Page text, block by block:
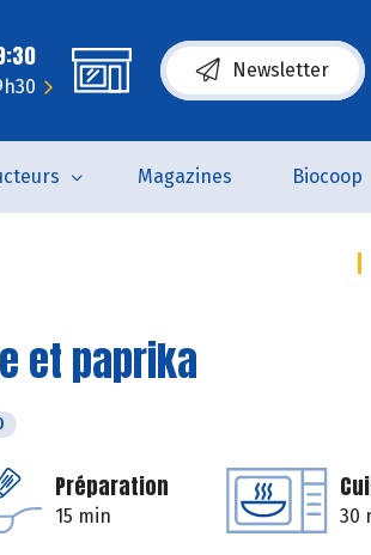
Newsletter
(s’ouvre dans une
Magazines Biocoop
et paprika
Préparation
15 min 30